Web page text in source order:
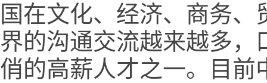
国在文化、经济、商务
界的沟通交流越来越多
俏的高薪人才之一。目前